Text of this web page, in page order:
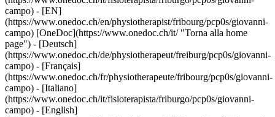
campo) - [EN]
(https://www.onedoc.ch/en/physiotherapist/fribourg/pcp0s/giovanni-
campo) [OneDoc](https://www.onedoc.ch/it/ "Torna alla home
page") - [Deutsch]
(https://www.onedoc.ch/de/physiotherapeut/freiburg/pcp0s/giovanni-
campo) - [Français]
(https://www.onedoc.ch/fr/physiotherapeute/fribourg/pcp0s/giovanni-
campo) - [Italiano]
(https://www.onedoc.ch/it/fisioterapista/friburgo/pcp0s/giovanni-
campo) - [English]